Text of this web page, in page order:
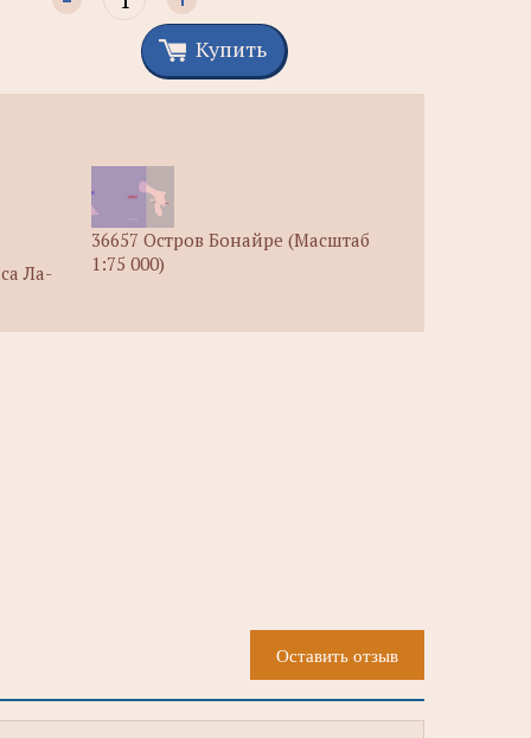
Купить
Ла-
36657 Остров Бонайре (Масштаб
1:75 000)
Оставить отзыв